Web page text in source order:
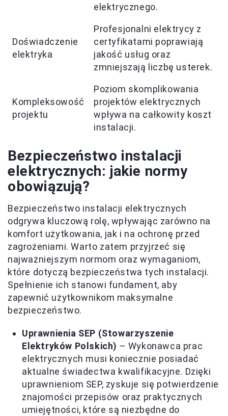
elektrycznego.
Doświadczenie
elektryka
Profesjonalni elektrycy z
certyfikatami poprawiają
jakość usług oraz
zmniejszają liczbę usterek.
Kompleksowość
projektu
Poziom skomplikowania
projektów elektrycznych
wpływa na całkowity koszt
instalacji.
Bezpieczeństwo instalacji
elektrycznych: jakie normy
obowiązują?
Bezpieczeństwo instalacji elektrycznych
odgrywa kluczową rolę, wpływając zarówno na
komfort użytkowania, jak i na ochronę przed
zagrożeniami. Warto zatem przyjrzeć się
najważniejszym normom oraz wymaganiom,
które dotyczą bezpieczeństwa tych instalacji.
Spełnienie ich stanowi fundament, aby
zapewnić użytkownikom maksymalne
bezpieczeństwo.
Uprawnienia SEP (Stowarzyszenie
Elektryków Polskich) – Wykonawca prac
elektrycznych musi koniecznie posiadać
aktualne świadectwa kwalifikacyjne. Dzięki
uprawnieniom SEP, zyskuje się potwierdzenie
znajomości przepisów oraz praktycznych
umiejętności, które są niezbędne do